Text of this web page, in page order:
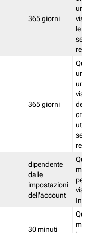
365 giorni
le
365 giorni
un
del
dipendente
dalle
impostazioni
dell'account
30 minuti